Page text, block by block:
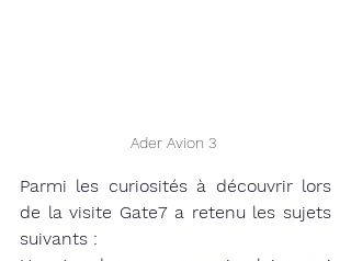
Ader Avion 3
Parmi les curiosités à découvrir lors
de la visite Gate7 a retenu les sujets
suivants :